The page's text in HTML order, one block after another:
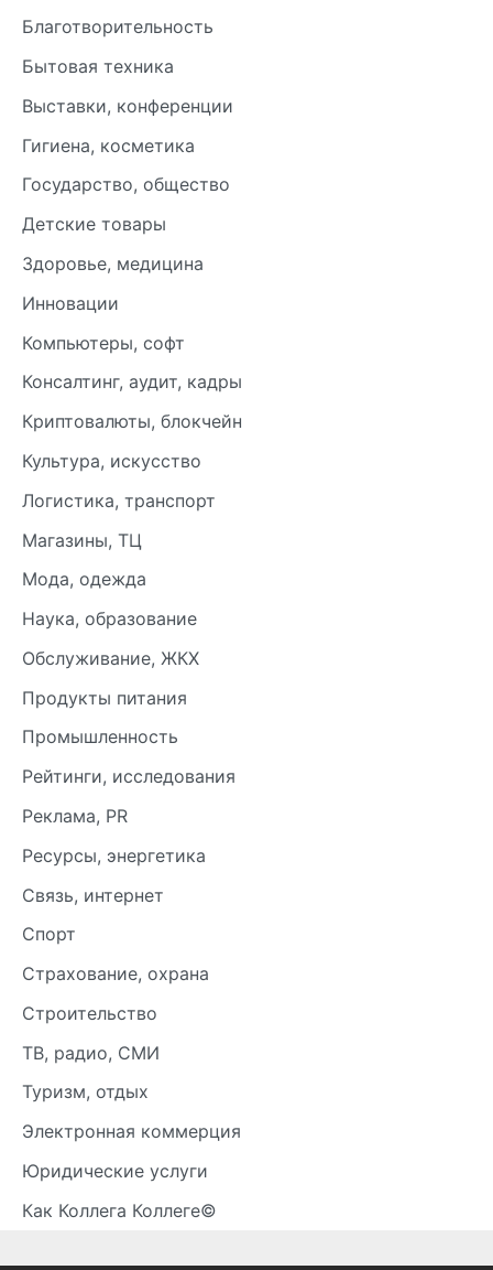
Благотворительность
Бытовая техника
Выставки, конференции
Гигиена, косметика
Государство, общество
Детские товары
Здоровье, медицина
Инновации
Компьютеры, софт
Консалтинг, аудит, кадры
Криптовалюты, блокчейн
Культура, искусство
Логистика, транспорт
Магазины, ТЦ
Мода, одежда
Наука, образование
Обслуживание, ЖКХ
Продукты питания
Промышленность
Рейтинги, исследования
Реклама, PR
Ресурсы, энергетика
Связь, интернет
Спорт
Страхование, охрана
Строительство
ТВ, радио, СМИ
Туризм, отдых
Электронная коммерция
Юридические услуги
Как Коллега Коллеге©